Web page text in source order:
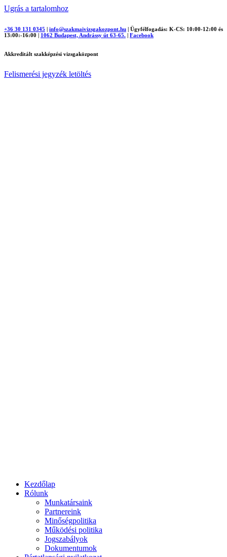
Ugrás a tartalomhoz
+36 30 131 0345 | info@szakmaivizsgakozpont.hu | Ügyfélfogadás: K-CS: 10:00-12:00 és
13:00:-16:00 | 1062 Budapest, Andrássy út 63-65. | Facebook
Akkreditált szakképzési vizsgaközpont
Felismerési jegyzék letöltés
Kezdőlap
Rólunk
Munkatársaink
Partnereink
Minőségpolitika
Működési politika
Jogszabályok
Dokumentumok